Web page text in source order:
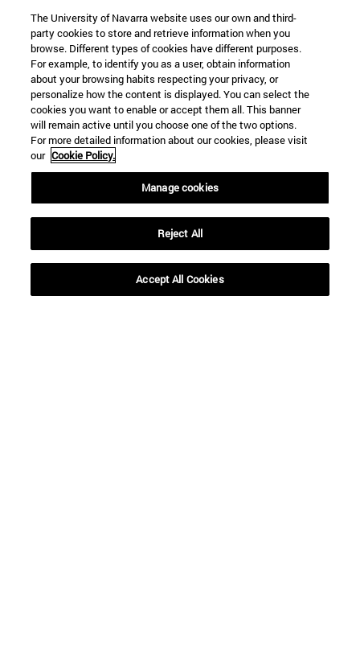
Entrevista a Danila
Andreev, graduado y
doctor en Filología
Hispánica por la
Facultad de
Filosofía y Letras
"El cristianismo no
se transmite sólo
con doctrinas, sino
también mediante
modos de mirar la
realidad"
BUSCADOR NOTICIAS
The University of Navarra website uses our own and third-
party cookies to store and retrieve information when you
browse. Different types of cookies have different purposes.
For example, to identify you as a user, obtain information
about your browsing habits respecting your privacy, or
personalize how the content is displayed. You can select the
cookies you want to enable or accept them all. This banner
will remain active until you choose one of the two options.
For more detailed information about our cookies, please visit
our Cookie Policy.
Manage cookies
Reject All
Accept All Cookies